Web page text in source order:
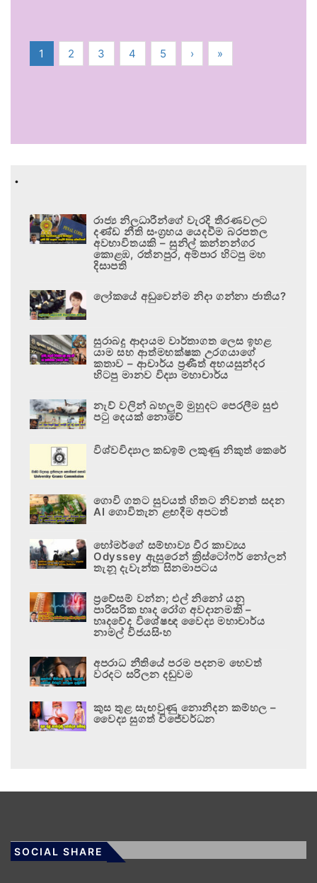
1 2 3 4 5 › »
.
රාජ්‍ය නිලධාරීන්ගේ වැරදි තීරණවලට
දණ්ඩ නීති සංග්‍රහය යෙදවීම බරපතල
අවභාවිතයකි – සුනිල් කන්නන්ගර
කොළඹ, රත්නපුර, අම්පාර හිටපු මහ
දිසාපති
ලෝකයේ අඩුවෙන්ම නිදා ගන්නා ජාතිය?
සුරාබදු ආදායම වාර්තාගත ලෙස ඉහළ
යාම සහ ආත්මභක්ෂක උරගයාගේ
කතාව – ආචාර්ය ප්‍රණීත් අභයසුන්දර
හිටපු මානව විද්‍යා මහාචාර්ය
නැව් වලින් බහලුම් මුහුදට පෙරලීම සුළු
පටු දෙයක් නොවේ
විශ්වවිද්‍යාල කඩඉම් ලකුණු නිකුත් කෙරේ
ගොවි ගතට සුවයත් හිතට නිවනත් සදන
AI ගොවිතැන ළඟදීම අපටත්
හෝමර්ගේ සම්භාව්‍ය වීර කාව්‍යය
Odyssey ඇසුරෙන් ක්‍රිස්ටෝෆර් නෝලන්
තැනූ දැවැන්ත සිනමාපටය
ප්‍රවේසම් වන්න; එල් නිනෝ යනු
පාරිසරික හෘද රෝග අවදානමකි –
හෘදවේද විශේෂඥ වෛද්‍ය මහාචාර්ය
නාමල් විජයසිංහ
අපරාධ නීතියේ පරම පදනම හෙවත්
වරදට සරිලන දඬුවම
කුස තුළ සැඟවුණු නොනිදන කම්හල –
වෛද්‍ය සුගත් විජේවර්ධන
SOCIAL SHARE